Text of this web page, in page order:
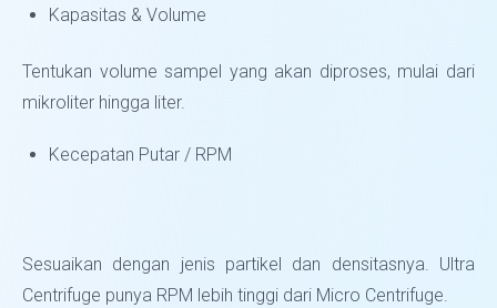
Kapasitas & Volume
Tentukan volume sampel yang akan diproses, mulai dari
mikroliter hingga liter.
Kecepatan Putar / RPM
Sesuaikan dengan jenis partikel dan densitasnya. Ultra
Centrifuge punya RPM lebih tinggi dari Micro Centrifuge.